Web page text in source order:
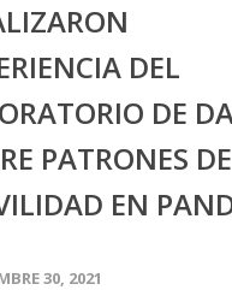
DEL
DE
PATRONES DE
EN
30, 2021